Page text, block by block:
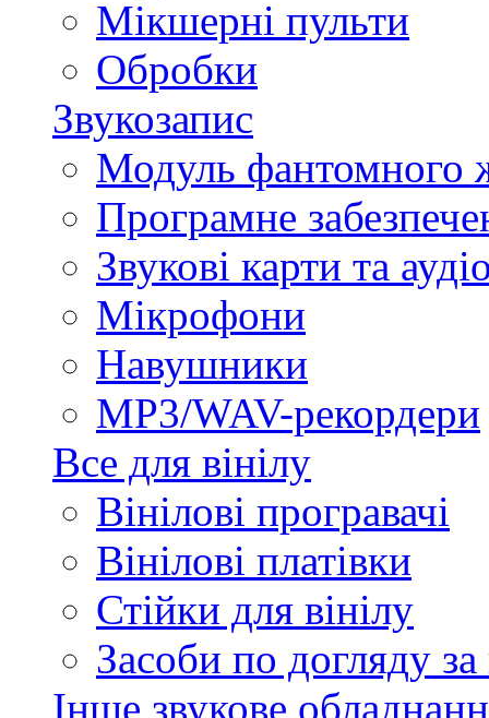
Мікшерні пульти
Обробки
Звукозапис
Модуль фантомного
Програмне
Звукові карти та
Мікрофони
Навушники
MP3/WAV-рекордери
Все для вінілу
Вінілові програвачі
Вінілові платівки
Стійки для вінілу
Засоби по догляду за
Інше звукове